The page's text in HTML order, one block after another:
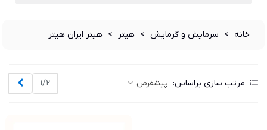
خانه > سرمایش و گرمایش > هیتر > هیتر ایران هیتر
مرتب سازی براساس: پیشفرض 1/2